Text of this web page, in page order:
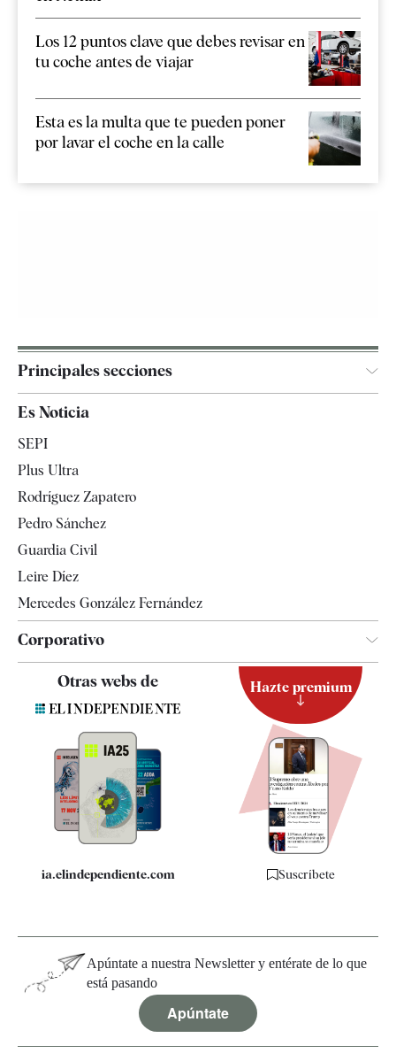
Los 12 puntos clave que debes revisar en
tu coche antes de viajar
Esta es la multa que te pueden poner
por lavar el coche en la calle
Principales secciones
España
Televisión
Es Noticia
SEPI
Plus Ultra
Rodríguez Zapatero
Pedro Sánchez
Guardia Civil
Leire Díez
Mercedes González Fernández
Corporativo
Contacto
Quiénes somos
Especificaciones
Otras webs de
ia.elindependiente.com
Hazte premium
Suscríbete
Apúntate a nuestra Newsletter y entérate de lo que
está pasando
Apúntate